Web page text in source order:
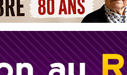
rejoindre sur WhatsApp
rejoindre sur WhatsApp
Torah-Box Music
un don pour Tsédaka : pauvres
de grandeur n°104 : Le Chabbath et